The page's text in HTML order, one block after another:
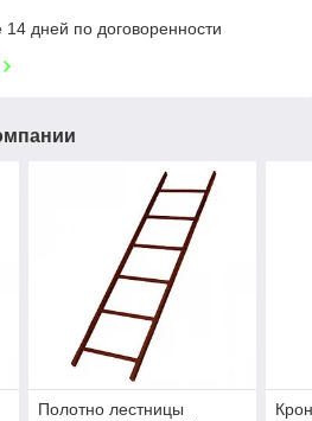
14 дней по договоренности
Полотно лестницы